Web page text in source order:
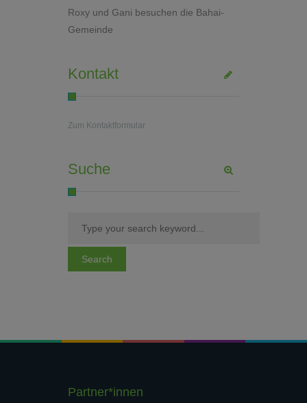
Roxy und Gani besuchen die Bahai-
Gemeinde
Kontakt
Zum Kontaktformular
Suche
Partner*innen